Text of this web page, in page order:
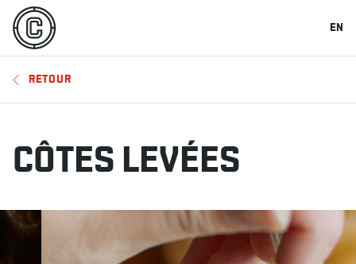
EN
RETOUR
CÔTES LEVÉES